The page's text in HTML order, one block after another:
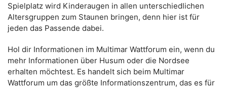
Spielplatz wird Kinderaugen in allen unterschiedlichen
Altersgruppen zum Staunen bringen, denn hier ist für
jeden das Passende dabei.
Hol dir Informationen im Multimar Wattforum ein, wenn du
mehr Informationen über Husum oder die Nordsee
erhalten möchtest. Es handelt sich beim Multimar
Wattforum um das größte Informationszentrum, das es für